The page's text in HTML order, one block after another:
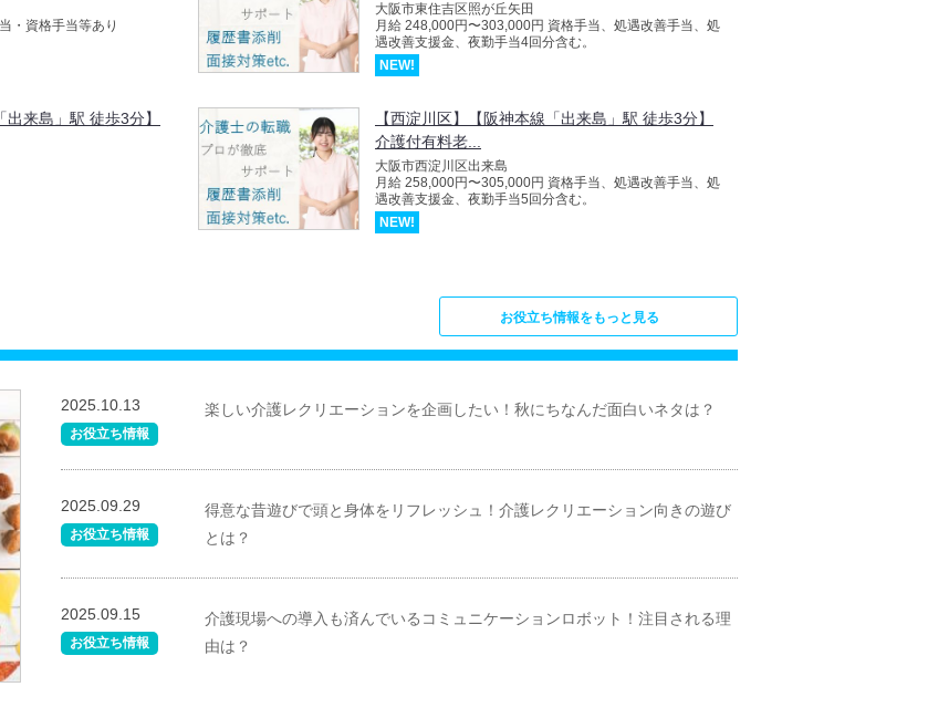
・資格手当等あり
大阪市東住吉区照が丘矢田
月給 248,000円〜303,000円 資格手当、処遇改善手当、処
遇改善支援金、夜勤手当4回分含む。
NEW!
出来島」駅 徒歩3分】
【西淀川区】【阪神本線「出来島」駅 徒歩3分】
介護付有料老...
大阪市西淀川区出来島
月給 258,000円〜305,000円 資格手当、処遇改善手当、処
遇改善支援金、夜勤手当5回分含む。
NEW!
お役立ち情報をもっと見る
2025.10.13
お役立ち情報
楽しい介護レクリエーションを企画したい！秋にちなんだ面白いネタは？
2025.09.29
お役立ち情報
得意な昔遊びで頭と身体をリフレッシュ！介護レクリエーション向きの遊び
とは？
2025.09.15
お役立ち情報
介護現場への導入も済んでいるコミュニケーションロボット！注目される理
由は？